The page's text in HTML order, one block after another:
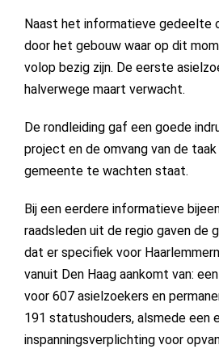
Naast het informatieve gedeelte
door het gebouw waar op dit
volop bezig zijn. De eerste
halverwege maart verwacht.
De rondleiding gaf een goede
project en de omvang van de taak
gemeente te wachten staat.
Bij een eerdere informatieve
raadsleden uit de regio gaven de
dat er specifiek voor
vanuit Den Haag aankomt van:
voor 607 asielzoekers en
191 statushouders, alsmede een
inspanningsverplichting voor